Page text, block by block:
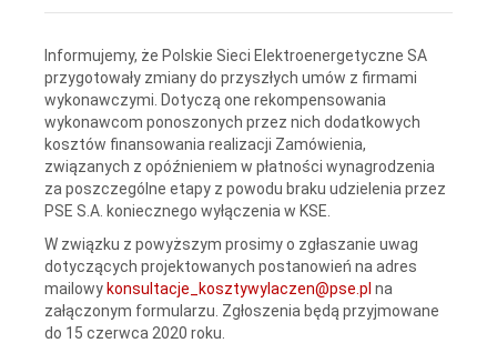
Informujemy, że Polskie Sieci Elektroenergetyczne SA
przygotowały zmiany do przyszłych umów z firmami
wykonawczymi. Dotyczą one rekompensowania
wykonawcom ponoszonych przez nich dodatkowych
kosztów finansowania realizacji Zamówienia,
związanych z opóźnieniem w płatności wynagrodzenia
za poszczególne etapy z powodu braku udzielenia przez
PSE S.A. koniecznego wyłączenia w KSE.
W związku z powyższym prosimy o zgłaszanie uwag
dotyczących projektowanych postanowień na adres
mailowy konsultacje_kosztywylaczen@pse.pl na
załączonym formularzu. Zgłoszenia będą przyjmowane
do 15 czerwca 2020 roku.